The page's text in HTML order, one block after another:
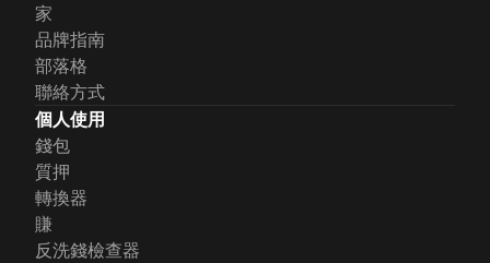
家
品牌指南
部落格
聯絡方式
個人使用
錢包
質押
轉換器
賺
反洗錢檢查器